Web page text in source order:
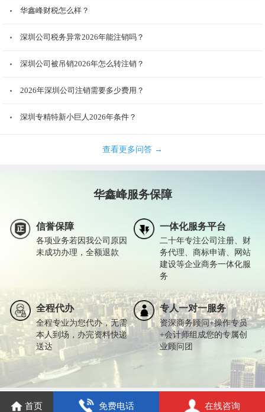
华鑫峰财税怎么样？
深圳公司税务异常2026年能注销吗？
深圳公司被吊销2026年怎么转注销？
2026年深圳公司注销需要多少费用？
深圳专精特新小巨人2026年条件？
查看更多问答 →
华鑫峰服务保障
信誉保障
各项业务若因我公司原因
未成功办理，全额退款
一体化服务平台
二十年专注公司注册、财
务代理、商标申请、网站
建设等企业商务一体化服
务
全程代办
全程专业为您代办，无需
本人到场，办完资料快递
送达
专人一对一服务
资深商务顾问+操作专员
+会计师组成您的专属创
业顾问团
首页 免费电话 在线咨询